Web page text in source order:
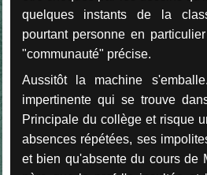
quelques instants de la
pourtant personne en
"communauté" précise.
Aussitôt la machine
impertinente qui se trouve
Principale du collège et risque
absences répétées, ses
et bien qu'absente du cours de